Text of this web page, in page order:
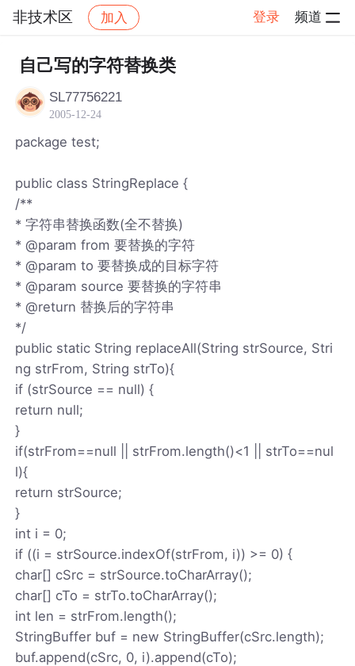
非技术区 加入 登录 频道
社区 非技术区 帖子详情
自己写的字符替换类
SL77756221
2005-12-24
package test;
public class StringReplace {
/**
* 字符串替换函数(全不替换)
* @param from 要替换的字符
* @param to 要替换成的目标字符
* @param source 要替换的字符串
* @return 替换后的字符串
*/
public static String replaceAll(String strSource, Stri
ng strFrom, String strTo){
if (strSource == null) {
return null;
}
if(strFrom==null || strFrom.length()<1 || strTo==nul
l){
return strSource;
}
int i = 0;
if ((i = strSource.indexOf(strFrom, i)) >= 0) {
char[] cSrc = strSource.toCharArray();
char[] cTo = strTo.toCharArray();
int len = strFrom.length();
StringBuffer buf = new StringBuffer(cSrc.length);
buf.append(cSrc, 0, i).append(cTo);